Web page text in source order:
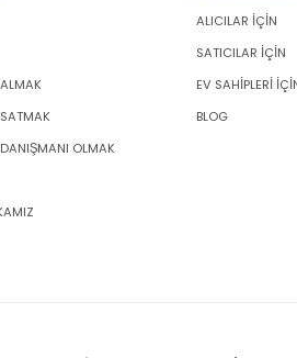
OLMAK
ALICILAR İÇİN
SATICILAR İÇİN
EV SAHİPLERİ
BLOG